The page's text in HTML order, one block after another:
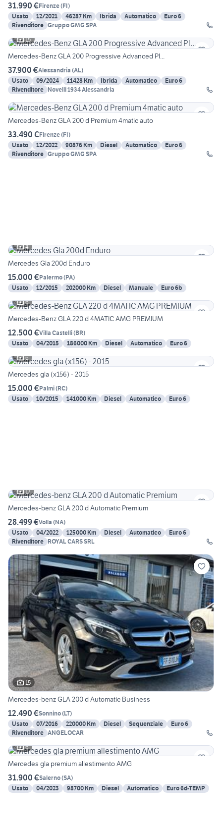
31.990 €Firenze(FI)
Usato
12/2021 46287 Km Ibrida Automatico
Euro 6
Rivenditore Gruppo GMG SPA
15
Mercedes-Benz GLA 200 Progressive Advanced Pl...
37.900 €Alessandria (AL)
Usato
09/2024 11428 Km Ibrida Automatico
Euro 6
Rivenditore Novelli 1934 Alessandria
Mercedes-Benz GLA 200 d Premium 4matic auto
33.490 €Firenze(FI)
Usato
12/2022 90876 Km Diesel Automatico
Euro 6
Rivenditore Gruppo GMG SPA
4
Mercedes Gla 200d Enduro
15.000 €Palermo(PA)
Usato
12/2015 202000 Km Diesel Manuale
Euro 6b
6
Mercedes-Benz GLA 220 d 4MATIC AMG PREMIUM
12.500 €Villa Castelli(BR)
Usato
04/2015 186000 Km Diesel Automatico
Euro 6
6
Mercedes gla (x156) - 2015
15.000 €Palmi(RC)
Usato
10/2015 141000 Km Diesel Automatico Euro 6
17
Mercedes-benz GLA 200 d Automatic Premium
28.499 €Volla (NA)
Usato
04/2022 125000 Km Diesel Automatico
Euro 6
Rivenditore ROYAL CARS SRL
15
Mercedes-benz GLA 200 d Automatic Business
12.490 €Sonnino(LT)
Usato
07/2016 220000 Km Diesel Sequenziale
Euro 6
Rivenditore ANGELOCAR
6
Mercedes gla premium allestimento AMG
31.900 €Salerno(SA)
Usato
04/2023 98700 Km Diesel Automatico Euro 6d-TEMP